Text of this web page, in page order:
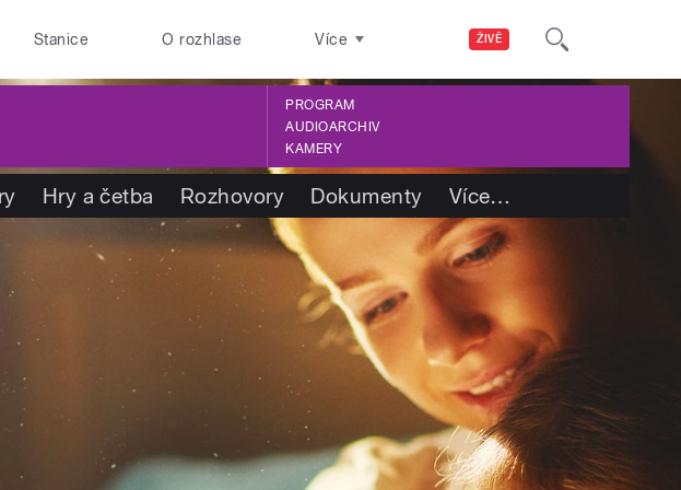
ŽIVĚ
Stanice O rozhlase Více
PROGRAM
AUDIOARCHIV
KAMERY
Hry a četba Rozhovory Dokumenty Více…